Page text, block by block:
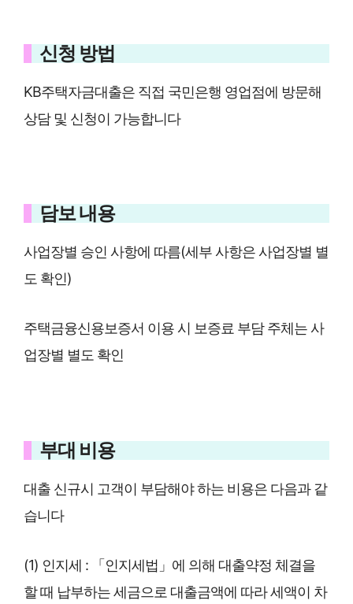
신청 방법
KB주택자금대출은 직접 국민은행 영업점에 방문해
상담 및 신청이 가능합니다
담보 내용
사업장별 승인 사항에 따름(세부 사항은 사업장별 별
도 확인)
주택금융신용보증서 이용 시 보증료 부담 주체는 사
업장별 별도 확인
부대 비용
대출 신규시 고객이 부담해야 하는 비용은 다음과 같
습니다
(1) 인지세 : 「인지세법」에 의해 대출약정 체결을
할 때 납부하는 세금으로 대출금액에 따라 세액이 차